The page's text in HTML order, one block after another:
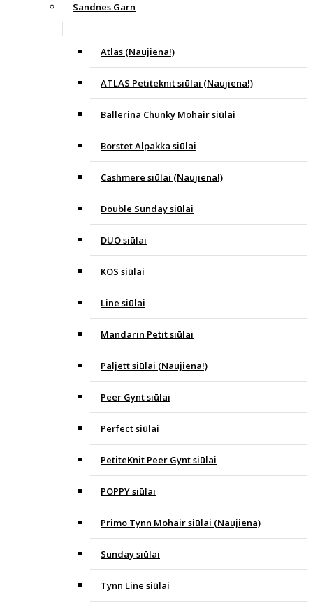
Sandnes Garn
Atlas (Naujiena!)
ATLAS Petiteknit siūlai (Naujiena!)
Ballerina Chunky Mohair siūlai
Borstet Alpakka siūlai
Cashmere siūlai (Naujiena!)
Double Sunday siūlai
DUO siūlai
KOS siūlai
Line siūlai
Mandarin Petit siūlai
Paljett siūlai (Naujiena!)
Peer Gynt siūlai
Perfect siūlai
PetiteKnit Peer Gynt siūlai
POPPY siūlai
Primo Tynn Mohair siūlai (Naujiena)
Sunday siūlai
Tynn Line siūlai